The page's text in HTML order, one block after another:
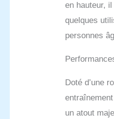
en hauteur,
quelques
personnes
Doté d’une
un atout